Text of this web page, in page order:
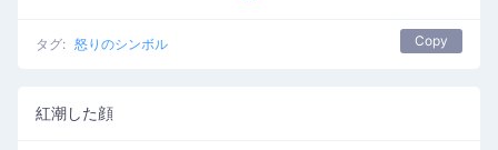
タグ: 怒りのシンボル Copy
紅潮した顔